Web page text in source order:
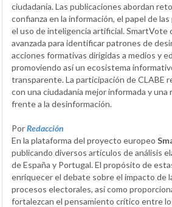
ciudadanía. Las publicaciones abordan
confianza en la información, el papel de
el uso de inteligencia artificial. SmartVote
avanzada para identificar patrones de
acciones formativas dirigidas a medios y
promoviendo así un ecosistema
transparente. La participación de CLABE
con una ciudadanía mejor informada y
frente a la desinformación.
PorRedacción
En la plataforma del proyecto europeo
publicando diversos artículos de análisis
de España y Portugal. El propósito de
enriquecer el debate sobre el impacto de
procesos electorales, así como
fortalezcan el pensamiento crítico entre